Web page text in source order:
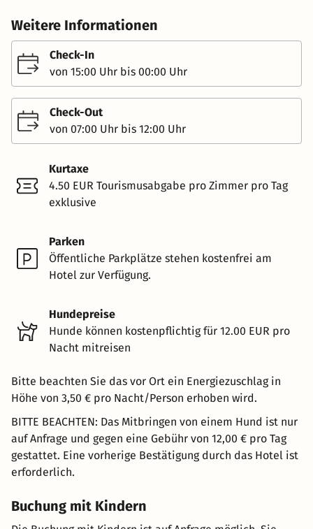
Weitere Informationen
Check-In
von 15:00 Uhr bis 00:00 Uhr
Check-Out
von 07:00 Uhr bis 12:00 Uhr
Kurtaxe
4.50 EUR Tourismusabgabe pro Zimmer pro Tag
exklusive
Parken
Öffentliche Parkplätze stehen kostenfrei am
Hotel zur Verfügung.
Hundepreise
Hunde können kostenpflichtig für 12.00 EUR pro
Nacht mitreisen
Bitte beachten Sie das vor Ort ein Energiezuschlag in
Höhe von 3,50 € pro Nacht/Person erhoben wird.
BITTE BEACHTEN: Das Mitbringen von einem Hund ist nur
auf Anfrage und gegen eine Gebühr von 12,00 € pro Tag
gestattet. Eine vorherige Bestätigung durch das Hotel ist
erforderlich.
Buchung mit Kindern